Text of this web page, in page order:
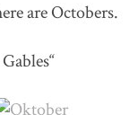
are Octobers.